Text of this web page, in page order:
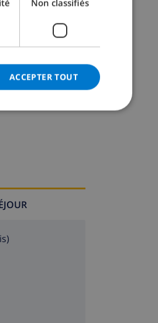
Toilette
CATALAN
DANISH
Non classifiés
ACCEPTER TOUT